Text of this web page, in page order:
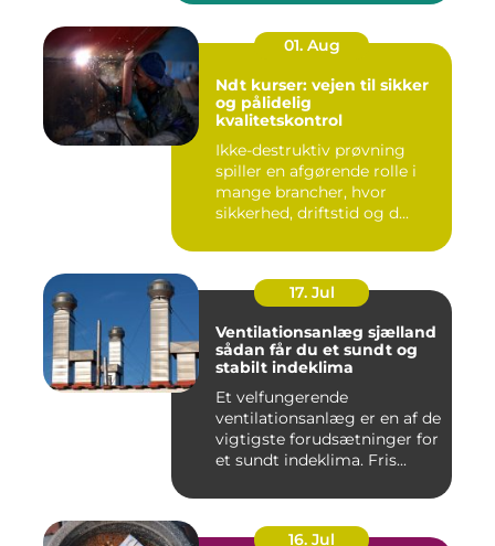
01. Aug
Ndt kurser: vejen til sikker
og pålidelig
kvalitetskontrol
Ikke-destruktiv prøvning
spiller en afgørende rolle i
mange brancher, hvor
sikkerhed, driftstid og d...
17. Jul
Ventilationsanlæg sjælland
sådan får du et sundt og
stabilt indeklima
Et velfungerende
ventilationsanlæg er en af de
vigtigste forudsætninger for
et sundt indeklima. Fris...
16. Jul